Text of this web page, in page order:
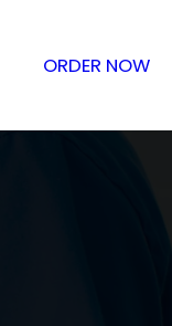
ORDER NOW